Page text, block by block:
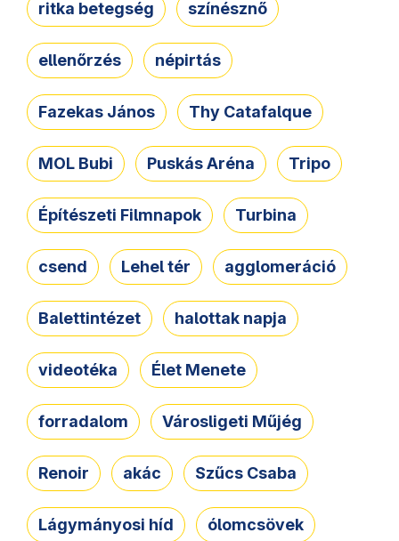
ritka betegség színésznő
ellenőrzés népirtás
Fazekas János Thy Catafalque
MOL Bubi Puskás Aréna Tripo
Építészeti Filmnapok Turbina
csend Lehel tér agglomeráció
Balettintézet halottak napja
videotéka Élet Menete
forradalom Városligeti Műjég
Renoir akác Szűcs Csaba
Lágymányosi híd ólomcsövek